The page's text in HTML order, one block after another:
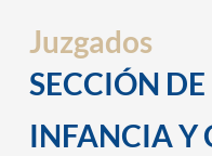
Juzgados
SECCIÓN
INFANCIA Y